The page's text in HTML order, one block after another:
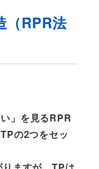
（RPR法
」を見るRPR
の2つをセッ